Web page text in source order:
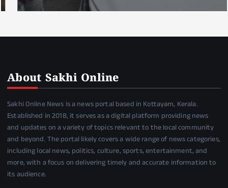
About Sakhi Online
Sakhi Online News is a news portal based in Kottayam, Kerala.
Established in 2018, it serves as a digital platform providing news
and updates on a variety of topics relevant to the local community
and beyond. The portal likely covers a wide range of news categories,
including local news, politics, culture, sports, entertainment, and
more, with a focus on delivering timely and accurate information to
its audience.